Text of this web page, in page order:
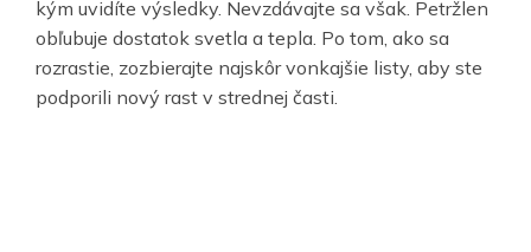
kým uvidíte výsledky. Nevzdávajte sa však. Petržlen
obľubuje dostatok svetla a tepla. Po tom, ako sa
rozrastie, zozbierajte najskôr vonkajšie listy, aby ste
podporili nový rast v strednej časti.